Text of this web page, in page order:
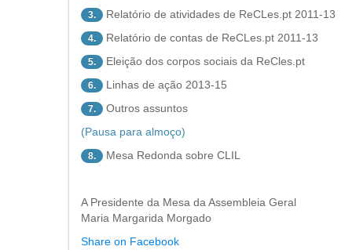
3. Relatório de atividades de ReCLes.pt 2011-13
4. Relatório de contas de ReCLes.pt 2011-13
5. Eleição dos corpos sociais da ReCles.pt
6. Linhas de ação 2013-15
7.
Outros assuntos
(Pausa para almoço)
8. Mesa Redonda sobre CLIL
A Presidente da Mesa da Assembleia Geral
Maria Margarida Morgado
Share on Facebook